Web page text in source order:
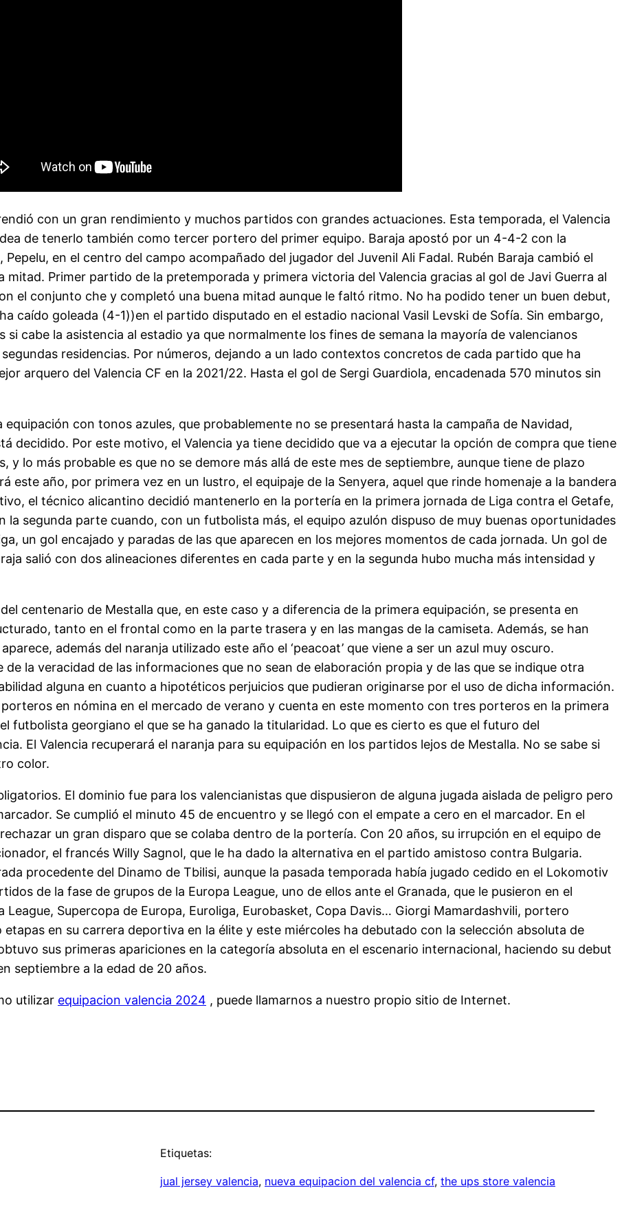
con un gran rendimiento y muchos partidos con grandes actuaciones. Esta temporada, el Valencia
de tenerlo también como tercer portero del primer equipo. Baraja apostó por un 4-4-2 con la
en el centro del campo acompañado del jugador del Juvenil Ali Fadal. Rubén Baraja cambió el
Primer partido de la pretemporada y primera victoria del Valencia gracias al gol de Javi Guerra al
el conjunto che y completó una buena mitad aunque le faltó ritmo. No ha podido tener un buen debut,
caído goleada (4-1))en el partido disputado en el estadio nacional Vasil Levski de Sofía. Sin embargo,
cabe la asistencia al estadio ya que normalmente los fines de semana la mayoría de valencianos
residencias. Por números, dejando a un lado contextos concretos de cada partido que ha
arquero del Valencia CF en la 2021/22. Hasta el gol de Sergi Guardiola, encadenada 570 minutos sin
con tonos azules, que probablemente no se presentará hasta la campaña de Navidad,
decidido. Por este motivo, el Valencia ya tiene decidido que va a ejecutar la opción de compra que tiene
y lo más probable es que no se demore más allá de este mes de septiembre, aunque tiene de plazo
este año, por primera vez en un lustro, el equipaje de la Senyera, aquel que rinde homenaje a la bandera
el técnico alicantino decidió mantenerlo en la portería en la primera jornada de Liga contra el Getafe,
la segunda parte cuando, con un futbolista más, el equipo azulón dispuso de muy buenas oportunidades
un gol encajado y paradas de las que aparecen en los mejores momentos de cada jornada. Un gol de
salió con dos alineaciones diferentes en cada parte y en la segunda hubo mucha más intensidad y
centenario de Mestalla que, en este caso y a diferencia de la primera equipación, se presenta en
tanto en el frontal como en la parte trasera y en las mangas de la camiseta. Además, se han
además del naranja utilizado este año el ‘peacoat’ que viene a ser un azul muy oscuro.
de la veracidad de las informaciones que no sean de elaboración propia y de las que se indique otra
alguna en cuanto a hipotéticos perjuicios que pudieran originarse por el uso de dicha información.
en nómina en el mercado de verano y cuenta en este momento con tres porteros en la primera
futbolista georgiano el que se ha ganado la titularidad. Lo que es cierto es que el futuro del
El Valencia recuperará el naranja para su equipación en los partidos lejos de Mestalla. No se sabe si
color.
El dominio fue para los valencianistas que dispusieron de alguna jugada aislada de peligro pero
Se cumplió el minuto 45 de encuentro y se llegó con el empate a cero en el marcador. En el
un gran disparo que se colaba dentro de la portería. Con 20 años, su irrupción en el equipo de
el francés Willy Sagnol, que le ha dado la alternativa en el partido amistoso contra Bulgaria.
procedente del Dinamo de Tbilisi, aunque la pasada temporada había jugado cedido en el Lokomotiv
de la fase de grupos de la Europa League, uno de ellos ante el Granada, que le pusieron en el
Supercopa de Europa, Euroliga, Eurobasket, Copa Davis… Giorgi Mamardashvili, portero
en su carrera deportiva en la élite y este miércoles ha debutado con la selección absoluta de
sus primeras apariciones en la categoría absoluta en el escenario internacional, haciendo su debut
septiembre a la edad de 20 años.
utilizar equipacion valencia 2024 , puede llamarnos a nuestro propio sitio de Internet.
Etiquetas:
jual jersey valencia, nueva equipacion del valencia cf, the ups store valencia